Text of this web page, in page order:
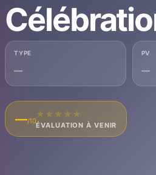
TYPE
—
PV
—
—/10
★ ★ ★ ★ ★
ÉVALUATION À VENIR